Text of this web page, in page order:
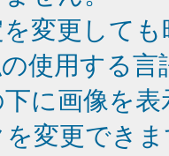
変更して
使用する
に画像を
変更でき